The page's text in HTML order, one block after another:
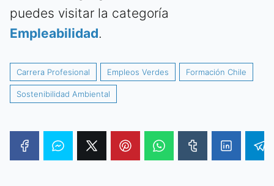
puedes visitar la categoría
Empleabilidad.
Carrera Profesional Empleos Verdes Formación Chile
Sostenibilidad Ambiental